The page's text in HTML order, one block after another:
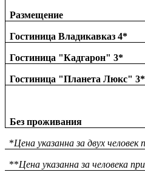
Размещение
Гостиница Владикавказ 4*
Гостиница "Кадгарон" 3*
Гостиница "Планета Люкс" 3*
Без проживания
*Цена указанна за двух
**Цена указанна за человека